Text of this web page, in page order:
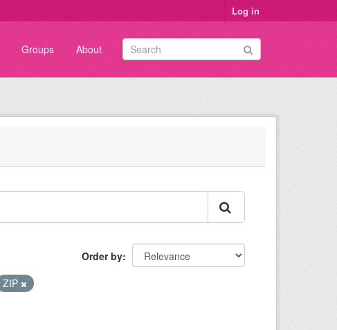
Log in
Groups About
Order by
ZIP